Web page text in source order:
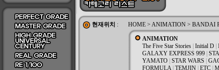
현재위치 : HOME > ANIMATION > BANDAI
ANIMATION
The Five Star Stories
Initial D
GALAXY EXPRESS 999
YAMATO
STAR WARS
FORMULA
TEMJIN ETC